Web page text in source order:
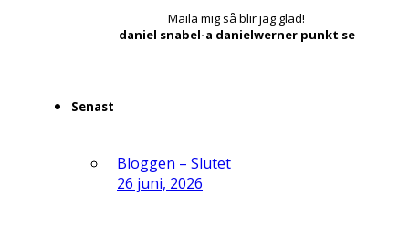
Maila mig så blir jag glad!
daniel snabel-a danielwerner punkt se
Senast
Bloggen – Slutet
26 juni, 2026